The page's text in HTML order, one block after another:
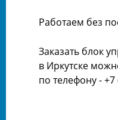
Работаем без
Заказать блок
в Иркутске
по телефону -